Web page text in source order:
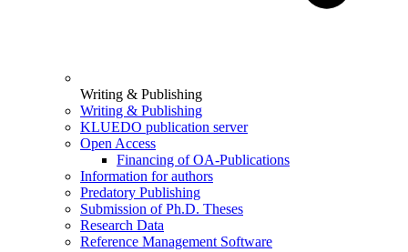
Writing & Publishing
Writing & Publishing
KLUEDO publication server
Open Access
Financing of OA-Publications
Information for authors
Predatory Publishing
Submission of Ph.D. Theses
Research Data
Reference Management Software